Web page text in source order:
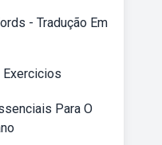
- Tradução Em
Exercicios
Para O